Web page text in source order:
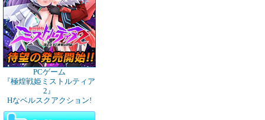
PCゲーム
『極煌戦姫ミストルティア
2』
Hなベルスクアクション!